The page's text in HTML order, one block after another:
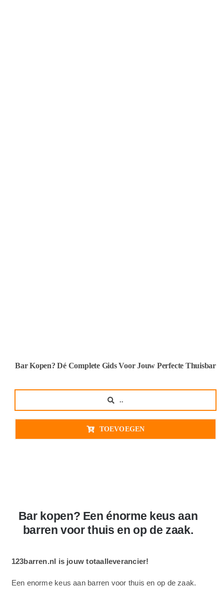
Bar Kopen? Dé Complete Gids Voor Jouw Perfecte Thuisbar
..
TOEVOEGEN
Bar kopen? Een énorme keus aan
barren voor thuis en op de zaak.
123barren.nl is jouw totaalleverancier!
Een enorme keus aan barren voor thuis en op de zaak.